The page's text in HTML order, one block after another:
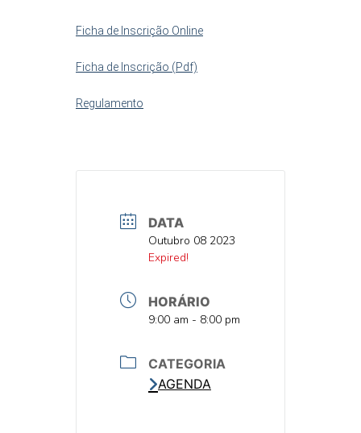
Ficha de Inscrição Online
Ficha de Inscrição (Pdf)
Regulamento
DATA
DATAOutubro 08 2023
DATAExpired!
HORÁRIO
HORA
9:00 am - 8:00 pm
CATEGORIA
AGENDA